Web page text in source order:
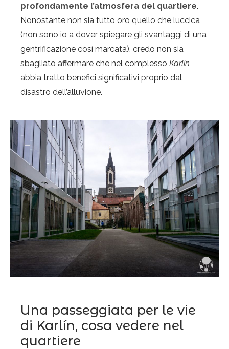
profondamente l’atmosfera del quartiere.
Nonostante non sia tutto oro quello che luccica
(non sono io a dover spiegare gli svantaggi di una
gentrificazione così marcata), credo non sia
sbagliato affermare che nel complesso Karlín
abbia tratto benefici significativi proprio dal
disastro dell’alluvione.
Una passeggiata per le vie
di Karlín, cosa vedere nel
quartiere